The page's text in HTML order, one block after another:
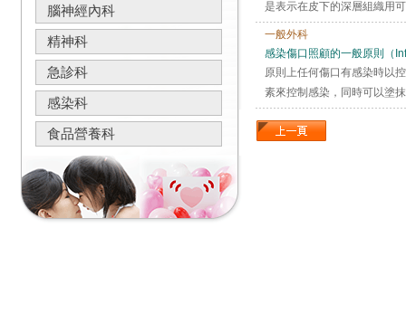
腦神經內科
精神科
急診科
感染科
食品營養科
是表示在皮下的深層組織用
一般外科
感染傷口照顧的一般原則（
原則上任何傷口有感染時以
素來控制感染，同時可以塗